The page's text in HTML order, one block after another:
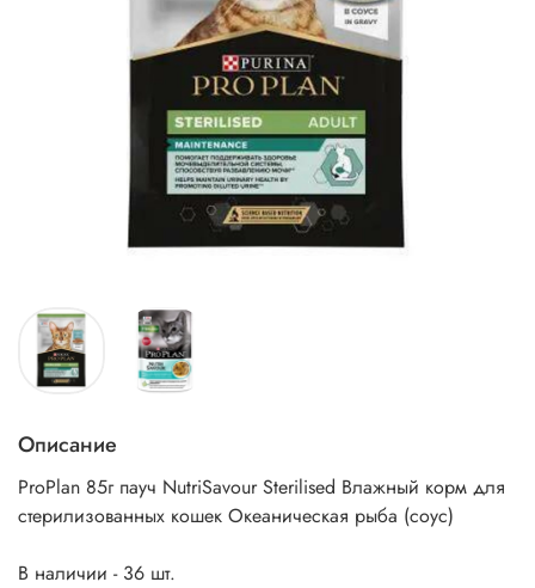
В наличии - 36 шт.
Описание
ProPlan 85г пауч NutriSavour Sterilised Влажный корм для
стерилизованных кошек Океаническая рыба (соус)